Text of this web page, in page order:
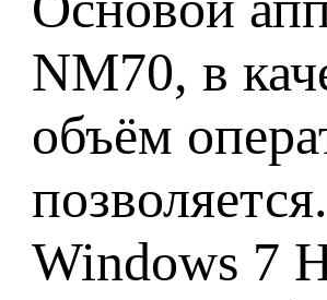
NM70, в
объём
Windows 7